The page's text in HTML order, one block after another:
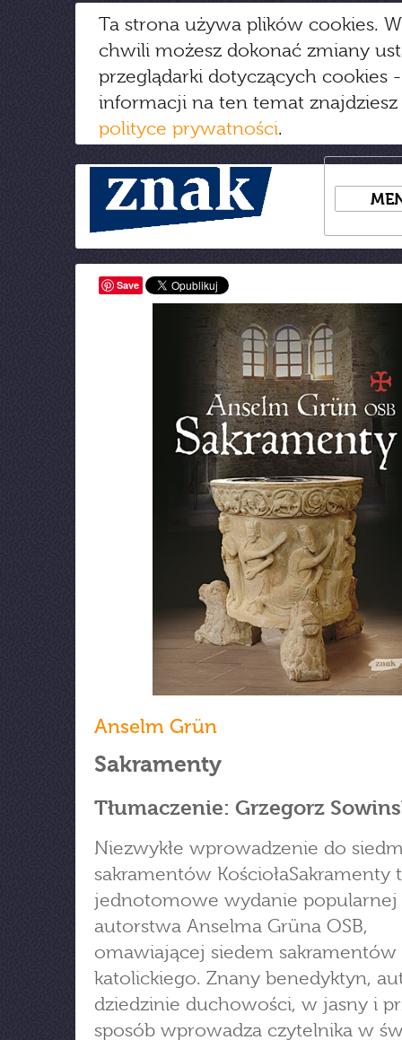
Ta strona używa plików cookies.
chwili możesz dokonać zmiany
przeglądarki dotyczących cookies
informacji na ten temat
polityce prywatności.
Save
Anselm Grün
Sakramenty
Tłumaczenie: Grzegorz
Niezwykłe wprowadzenie do
sakramentów KościołaSakramenty
jednotomowe wydanie popularnej
autorstwa Anselma Grüna OSB,
omawiającej siedem sakramentów
katolickiego. Znany benedyktyn,
dziedzinie duchowości, w jasny i
sposób wprowadza czytelnika w